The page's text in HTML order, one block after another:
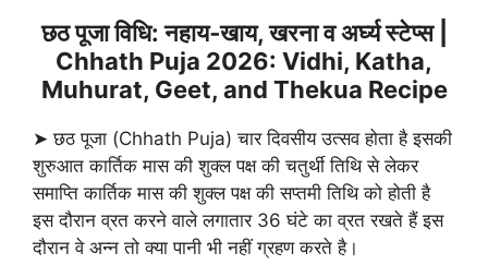
छठ पूजा विधि: नहाय‑खाय, खरना व अर्घ्य स्टेप्स |
Chhath Puja 2026: Vidhi, Katha,
Muhurat, Geet, and Thekua Recipe
➤ छठ पूजा (Chhath Puja) चार दिवसीय उत्सव होता है इसकी
शुरुआत कार्तिक मास की शुक्ल पक्ष की चतुर्थी तिथि से लेकर
समाप्ति कार्तिक मास की शुक्ल पक्ष की सप्तमी तिथि को होती है
इस दौरान व्रत करने वाले लगातार 36 घंटे का व्रत रखते हैं इस
दौरान वे अन्न तो क्या पानी भी नहीं ग्रहण करते है।